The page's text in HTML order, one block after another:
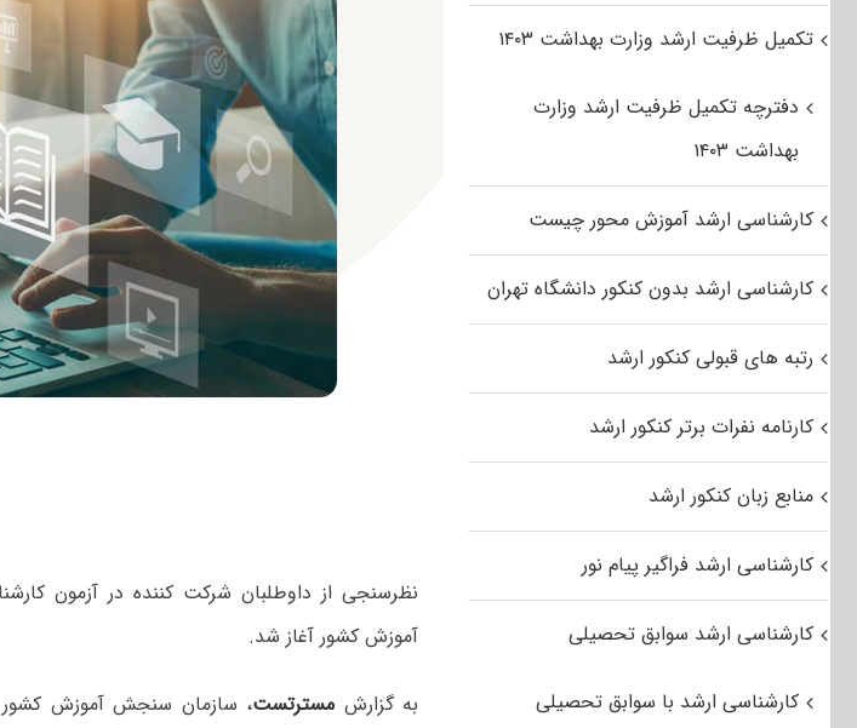
آموزش کشور آغاز شد.
به گزارش مسترتست، سازمان سنجش آموزش کشور
تکمیل ظرفیت ارشد وزارت بهداشت ۱۴۰۳
دفترچه تکمیل ظرفیت ارشد وزارت
بهداشت ۱۴۰۳
کارشناسی ارشد آموزش محور چیست
کارشناسی ارشد بدون کنکور دانشگاه تهران
رتبه های قبولی کنکور ارشد
کارنامه نفرات برتر کنکور ارشد
منابع زبان کنکور ارشد
کارشناسی ارشد فراگیر پیام نور
کارشناسی ارشد سوابق تحصیلی
کارشناسی ارشد با سوابق تحصیلی